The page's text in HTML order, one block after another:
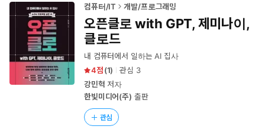
로
이
컴퓨터/IT 개발/프로그래밍
오픈클로 with GPT, 제미나이,
클로드
내 컴퓨터에서 일하는 AI 집사
4
(1) 관심 3
강민혁 저자
한빛미디어(주) 출판
관심